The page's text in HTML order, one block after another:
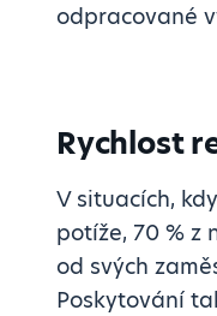
odpracované
Rychlost
V situacích,
potíže, 70 % z
od svých
Poskytování